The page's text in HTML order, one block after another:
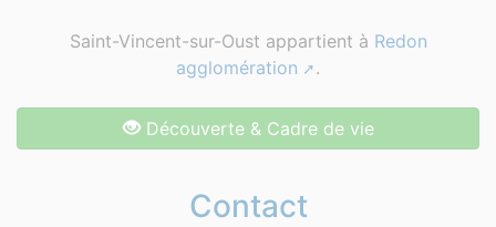
Saint-Vincent-sur-Oust appartient à Redon
agglomération
.
Découverte & Cadre de vie
Contact